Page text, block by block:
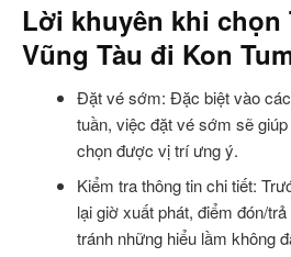
Lời khuyên khi chọn
Vũng Tàu đi Kon
Đặt vé sớm: Đặc biệt vào
tuần, việc đặt vé sớm sẽ
chọn được vị trí ưng ý.
Kiểm tra thông tin chi tiết:
lại giờ xuất phát, điểm đón/
tránh những hiểu lầm không